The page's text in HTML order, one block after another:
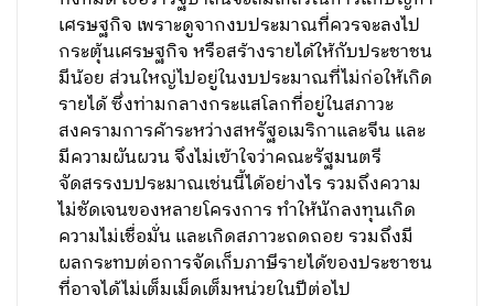
เศรษฐกิจ เพราะดูจากงบประมาณที่ควรจะลงไป
กระตุ้นเศรษฐกิจ หรือสร้างรายได้ให้กับประชาชน
มีน้อย ส่วนใหญ่ไปอยู่ในงบประมาณที่ไม่ก่อให้เกิด
รายได้ ซึ่งท่ามกลางกระแสโลกที่อยู่ในสภาวะ
สงครามการค้าระหว่างสหรัฐอเมริกาและจีน และ
มีความผันผวน จึงไม่เข้าใจว่าคณะรัฐมนตรี
จัดสรรงบประมาณเช่นนี้ได้อย่างไร รวมถึงความ
ไม่ชัดเจนของหลายโครงการ ทำให้นักลงทุนเกิด
ความไม่เชื่อมั่น และเกิดสภาวะถดถอย รวมถึงมี
ผลกระทบต่อการจัดเก็บภาษีรายได้ของประชาชน
ที่อาจได้ไม่เต็มเม็ดเต็มหน่วยในปีต่อไป